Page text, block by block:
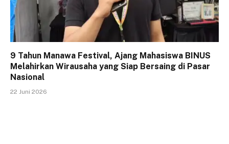
9 Tahun Manawa Festival, Ajang Mahasiswa BINUS
Melahirkan Wirausaha yang Siap Bersaing di Pasar
Nasional
22 Juni 2026